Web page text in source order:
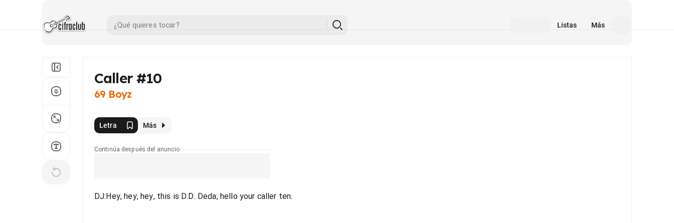
Listas Más
Caller #10
69 Boyz
Letra Más
Continúa después del anuncio
DJ:Hey, hey, hey, this is D.D. Deda, hello your caller ten.